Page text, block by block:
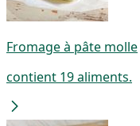
Fromage à pâte molle
contient 19 aliments.